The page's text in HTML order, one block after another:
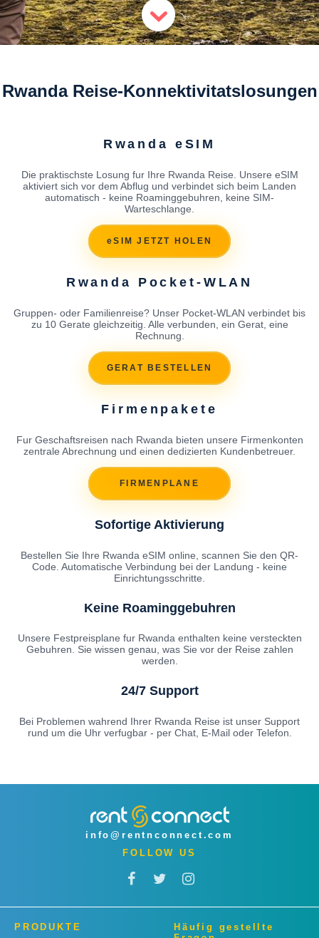
Rwanda Reise-Konnektivitatslosungen
Rwanda eSIM
Die praktischste Losung fur Ihre Rwanda Reise. Unsere eSIM
aktiviert sich vor dem Abflug und verbindet sich beim Landen
automatisch - keine Roaminggebuhren, keine SIM-
Warteschlange.
eSIM JETZT HOLEN
Rwanda Pocket-WLAN
Gruppen- oder Familienreise? Unser Pocket-WLAN verbindet bis
zu 10 Gerate gleichzeitig. Alle verbunden, ein Gerat, eine
Rechnung.
GERAT BESTELLEN
Firmenpakete
Fur Geschaftsreisen nach Rwanda bieten unsere Firmenkonten
zentrale Abrechnung und einen dedizierten Kundenbetreuer.
FIRMENPLANE
Sofortige Aktivierung
Bestellen Sie Ihre Rwanda eSIM online, scannen Sie den QR-
Code. Automatische Verbindung bei der Landung - keine
Einrichtungsschritte.
Keine Roaminggebuhren
Unsere Festpreisplane fur Rwanda enthalten keine versteckten
Gebuhren. Sie wissen genau, was Sie vor der Reise zahlen
werden.
24/7 Support
Bei Problemen wahrend Ihrer Rwanda Reise ist unser Support
rund um die Uhr verfugbar - per Chat, E-Mail oder Telefon.
info@rentnconnect.com
FOLLOW US
PRODUKTE
Häufig gestellte